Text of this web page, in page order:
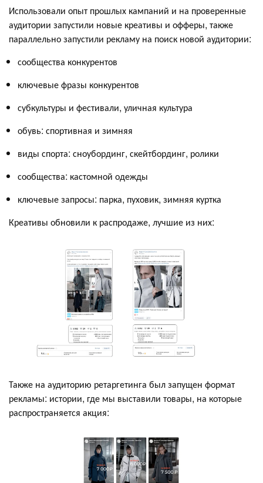
Использовали опыт прошлых кампаний и на проверенные
аудитории запустили новые креативы и офферы, также
параллельно запустили рекламу на поиск новой аудитории:
сообщества конкурентов
ключевые фразы конкурентов
субкультуры и фестивали, уличная культура
обувь: спортивная и зимняя
виды спорта: сноубординг, скейтбординг, ролики
сообщества: кастомной одежды
ключевые запросы: парка, пуховик, зимняя куртка
Креативы обновили к распродаже, лучшие из них:
Также на аудиторию ретаргетинга был запущен формат
рекламы: истории, где мы выставили товары, на которые
распространяется акция: